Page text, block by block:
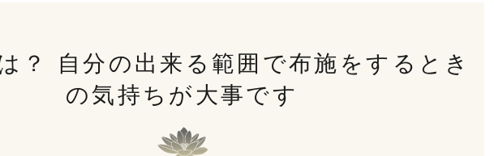
？ 自分の出来る範囲で布施をするとき
の気持ちが大事です